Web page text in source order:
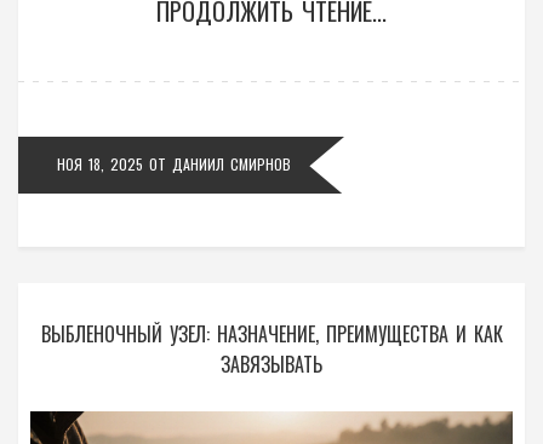
ПРОДОЛЖИТЬ ЧТЕНИЕ...
НОЯ 18, 2025 ОТ ДАНИИЛ СМИРНОВ
ВЫБЛЕНОЧНЫЙ УЗЕЛ: НАЗНАЧЕНИЕ, ПРЕИМУЩЕСТВА И КАК
ЗАВЯЗЫВАТЬ